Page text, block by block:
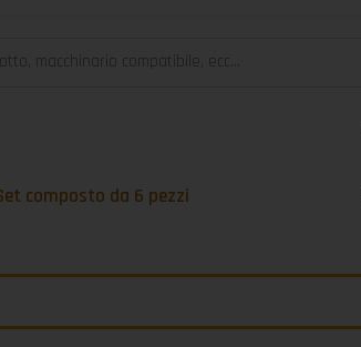
composto da 6 pezzi